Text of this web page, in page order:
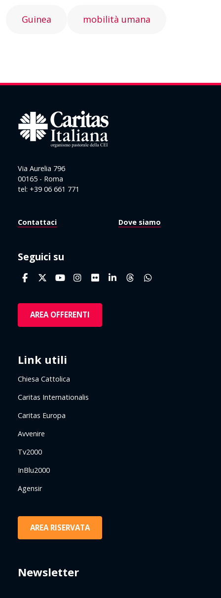
Guinea mobilità umana
Via Aurelia 796
00165 - Roma
tel: +39 06 661 771
Contattaci Dove siamo
Seguici su
AREA OFFERENTI
Link utili
Chiesa Cattolica
Caritas Internationalis
Caritas Europa
Avvenire
Tv2000
InBlu2000
Agensir
AREA RISERVATA
Newsletter